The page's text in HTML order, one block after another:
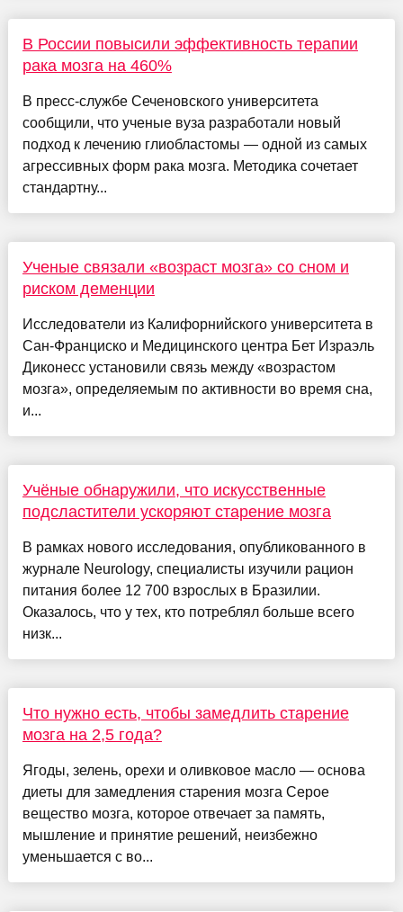
В России повысили эффективность терапии
рака мозга на 460%
В пресс-службе Сеченовского университета
сообщили, что ученые вуза разработали новый
подход к лечению глиобластомы — одной из самых
агрессивных форм рака мозга. Методика сочетает
стандартну...
Ученые связали «возраст мозга» со сном и
риском деменции
Исследователи из Калифорнийского университета в
Сан-Франциско и Медицинского центра Бет Израэль
Диконесс установили связь между «возрастом
мозга», определяемым по активности во время сна,
и...
Учёные обнаружили, что искусственные
подсластители ускоряют старение мозга
В рамках нового исследования, опубликованного в
журнале Neurology, специалисты изучили рацион
питания более 12 700 взрослых в Бразилии.
Оказалось, что у тех, кто потреблял больше всего
низк...
Что нужно есть, чтобы замедлить старение
мозга на 2,5 года?
Ягоды, зелень, орехи и оливковое масло — основа
диеты для замедления старения мозга Серое
вещество мозга, которое отвечает за память,
мышление и принятие решений, неизбежно
уменьшается с во...